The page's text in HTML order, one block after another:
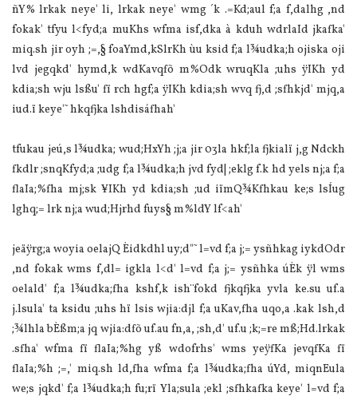
ñY% lrkak neye' li, lrkak neye' wmg ´k .=Kd;aul f;a f,dalhg ,nd
fokak' tfyu l<fyd;a muKhs wfma isf,dka à kduh wdrlaId jkafka'
miq.sh jir oyh ;=,§ foaYmd,kSlrKh ùu ksid f;a l¾udka;h ojiska oji
lvd jegqkd' hymd,k wdKavqfõ m%Odk wruqKla ;uhs ÿIKh yd
kdia;sh wju lsßu' fï rch hgf;a ÿIKh kdia;sh wvq fj,d ;sfhkjd' mjq,a
iud.ï keye'˜‍ hkqfjka lshdisáfhah'
tfukau jeú,s l¾udka; wud;HxYh ;j;a jir 03la hkf;la fjkialï j,g Ndckh
fkdlr ;snqKfyd;a ;udg f;a l¾udka;h jvd fyd| ;eklg f.k hd yels nj;a f;a
flaIa;%fha mj;sk ¥IKh yd kdia;sh ;ud iïmQ¾Kfhkau ke;s lsÍug
lghq;= lrk nj;a wud;Hjrhd fuys§ m%ldY lf<ah'
jeäÿrg;a woyia oelajQ Èidkdhl uy;d"˜‍ l=vd f;a j;= ysñhkag iykdOdr
,nd fokak wms f,dl= igkla l<d' l=vd f;a j;= ysñhka úÈk ÿl wms
oelald' f;a l¾udka;fha kshf,k ish¨‍fokd fjkqfjka yvla ke.su uf.a
j.lsula' ta ksidu ;uhs hï lsis wjia:djl f;a uKav,fha uqo,a .kak lsh,d
;¾lhla bÈßm;a jq wjia:dfõ uf.au fn,a, ;sh,d' uf.u ;k;=re mß;Hd.lrkak
.sfha' wfma fï flaIa;%hg yß wdofrhs' wms yeÿfKa jevqfKa fï
flaIa;%h ;=,' miq.sh ld,fha wfma f;a l¾udka;fha úYd, miqnEula
we;s jqkd' f;a l¾udka;h fu;rï Yla;sula ;ekl ;sfhkafka keye' l=vd f;a